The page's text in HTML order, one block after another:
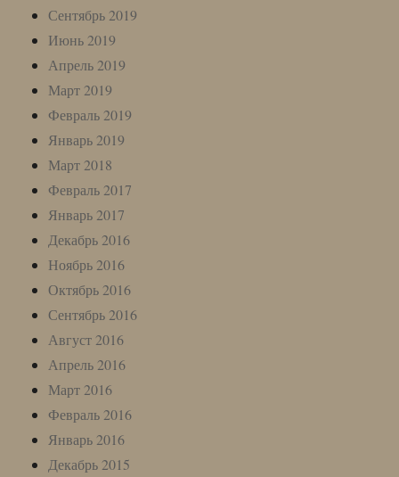
Сентябрь 2019
Июнь 2019
Апрель 2019
Март 2019
Февраль 2019
Январь 2019
Март 2018
Февраль 2017
Январь 2017
Декабрь 2016
Ноябрь 2016
Октябрь 2016
Сентябрь 2016
Август 2016
Апрель 2016
Март 2016
Февраль 2016
Январь 2016
Декабрь 2015